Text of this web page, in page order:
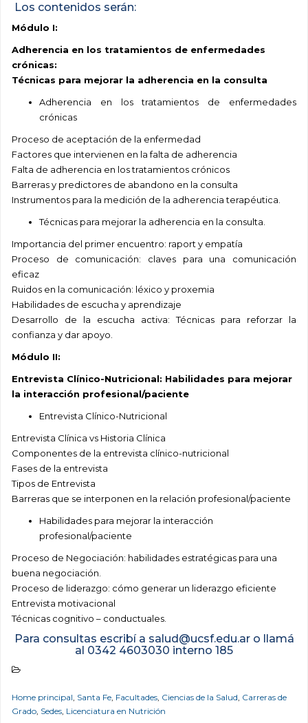
Los contenidos serán:
Módulo I:
Adherencia en los tratamientos de enfermedades
crónicas:
Técnicas para mejorar la adherencia en la consulta
Adherencia en los tratamientos de enfermedades
crónicas
Proceso de aceptación de la enfermedad
Factores que intervienen en la falta de adherencia
Falta de adherencia en los tratamientos crónicos
Barreras y predictores de abandono en la consulta
Instrumentos para la medición de la adherencia terapéutica.
Técnicas para mejorar la adherencia en la consulta.
Importancia del primer encuentro: raport y empatía
Proceso de comunicación: claves para una comunicación
eficaz
Ruidos en la comunicación: léxico y proxemia
Habilidades de escucha y aprendizaje
Desarrollo de la escucha activa: Técnicas para reforzar la
confianza y dar apoyo.
Módulo II:
Entrevista Clínico-Nutricional: Habilidades para mejorar
la interacción profesional/paciente
Entrevista Clínico-Nutricional
Entrevista Clínica vs Historia Clínica
Componentes de la entrevista clínico-nutricional
Fases de la entrevista
Tipos de Entrevista
Barreras que se interponen en la relación profesional/paciente
Habilidades para mejorar la interacción
profesional/paciente
Proceso de Negociación: habilidades estratégicas para una
buena negociación.
Proceso de liderazgo: cómo generar un liderazgo eficiente
Entrevista motivacional
Técnicas cognitivo – conductuales.
Para consultas escribí a salud@ucsf.edu.ar o llamá
al 0342 4603030 interno 185
Home principal, Santa Fe, Facultades, Ciencias de la Salud, Carreras de
Grado, Sedes, Licenciatura en Nutrición